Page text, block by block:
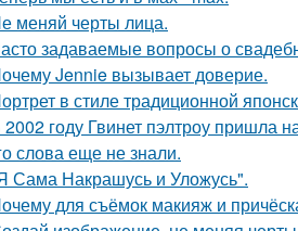
меняй черты лица.
задаваемые вопросы о
Jennie вызывает доверие.
в стиле традиционной
2002 году Гвинет пэлтроу пришла
слова еще не знали.
Сама Накрашусь и Уложусь".
для съёмок макияж и